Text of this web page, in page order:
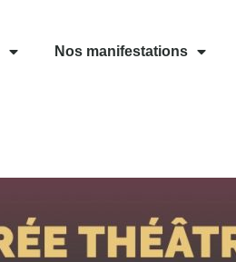
Nos manifestations